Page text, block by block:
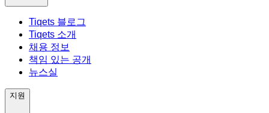
Tiqets 블로그
Tiqets 소개
채용 정보
책임 있는 공개
뉴스실
지원